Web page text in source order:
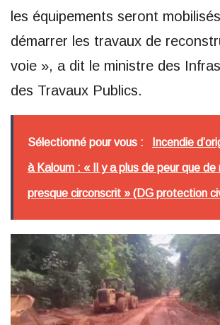
les équipements seront
démarrer les travaux de
voie », a dit le ministre des
des Travaux Publics.
Sélectionné pour vous : Incendie
à Kaloum : « Il y a plus de peur que
presque circonscrit » (DG protection